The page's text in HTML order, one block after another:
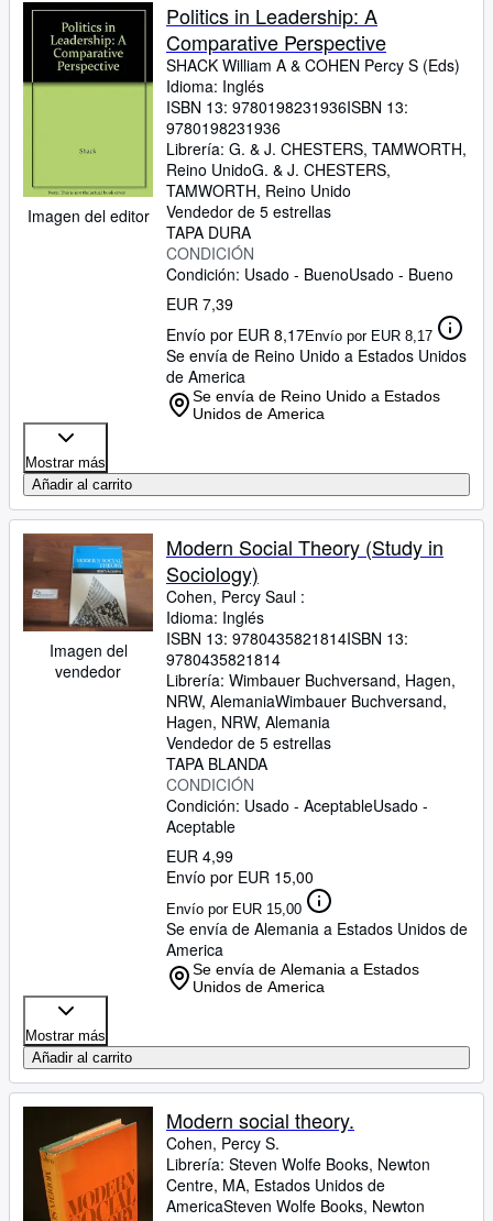
Imagen del editor
Politics in Leadership: A
Comparative Perspective
SHACK William A & COHEN Percy S (Eds)
Idioma: Inglés
ISBN 13: 9780198231936ISBN 13:
9780198231936
Librería: G. & J. CHESTERS, TAMWORTH,
Reino UnidoG. & J. CHESTERS,
TAMWORTH, Reino Unido
Vendedor de 5 estrellas
TAPA DURA
CONDICIÓN
Condición: Usado - BuenoUsado - Bueno
EUR 7,39
Envío por EUR 8,17Envío por EUR 8,17
Se envía de Reino Unido a Estados Unidos
de America
Se envía de Reino Unido a Estados
Unidos de America
Mostrar más
Añadir al carrito
Imagen del
vendedor
Modern Social Theory (Study in
Sociology)
Cohen, Percy Saul :
Idioma: Inglés
ISBN 13: 9780435821814ISBN 13:
9780435821814
Librería: Wimbauer Buchversand, Hagen,
NRW, AlemaniaWimbauer Buchversand,
Hagen, NRW, Alemania
Vendedor de 5 estrellas
TAPA BLANDA
CONDICIÓN
Condición: Usado - AceptableUsado -
Aceptable
EUR 4,99
Envío por EUR 15,00
Envío por EUR 15,00
Se envía de Alemania a Estados Unidos de
America
Se envía de Alemania a Estados
Unidos de America
Mostrar más
Añadir al carrito
Modern social theory.
Cohen, Percy S.
Librería: Steven Wolfe Books, Newton
Centre, MA, Estados Unidos de
AmericaSteven Wolfe Books, Newton